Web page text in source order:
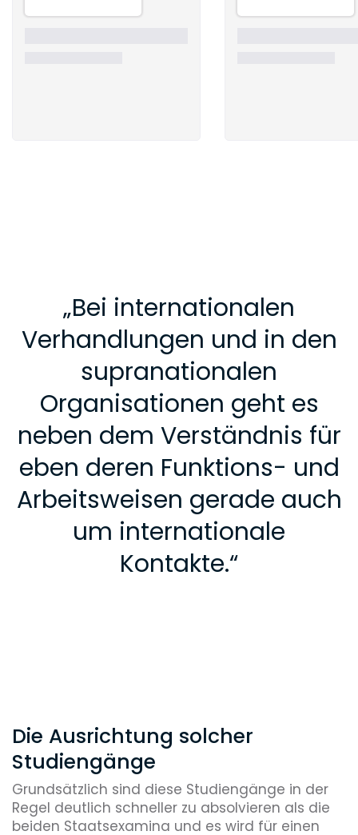
„Bei internationalen
Verhandlungen und in den
supranationalen
Organisationen geht es
neben dem Verständnis für
eben deren Funktions- und
Arbeitsweisen gerade auch
um internationale
Kontakte.“
Die Ausrichtung solcher
Studiengänge
Grundsätzlich sind diese Studiengänge in der
Regel deutlich schneller zu absolvieren als die
beiden Staatsexamina und es wird für einen